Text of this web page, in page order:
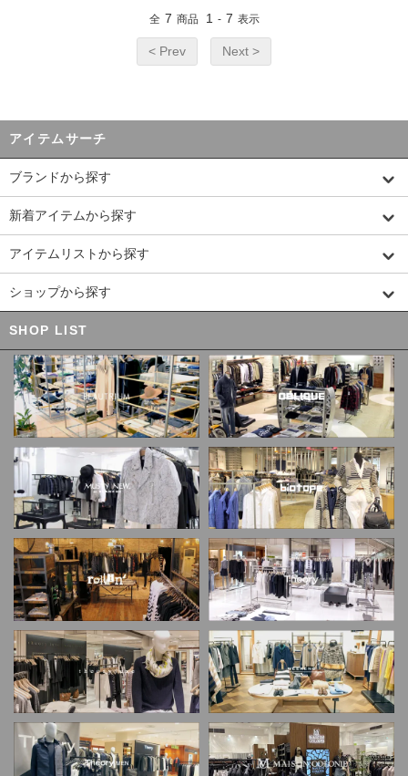
全 7 商品 1 - 7 表示
< Prev Next >
アイテムサーチ
ブランドから探す
新着アイテムから探す
アイテムリストから探す
ショップから探す
SHOP LIST